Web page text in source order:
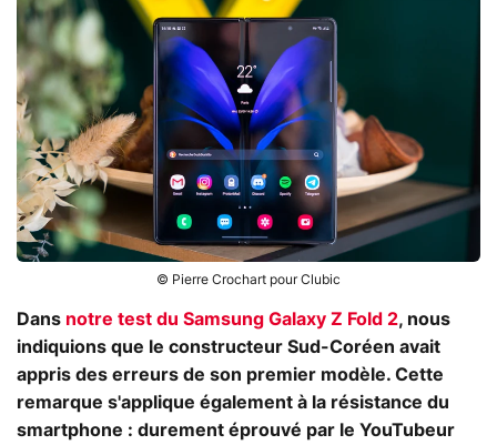
© Pierre Crochart pour Clubic
Dans notre test du Samsung Galaxy Z Fold 2, nous
indiquions que le constructeur Sud-Coréen avait
appris des erreurs de son premier modèle. Cette
remarque s'applique également à la résistance du
smartphone : durement éprouvé par le YouTubeur